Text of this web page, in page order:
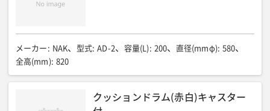
メーカー : NAK 型式: AD-2 容量(L): 200 直径(mmφ): 580
全高(mm): 820
クッションドラム(赤白)キャスター